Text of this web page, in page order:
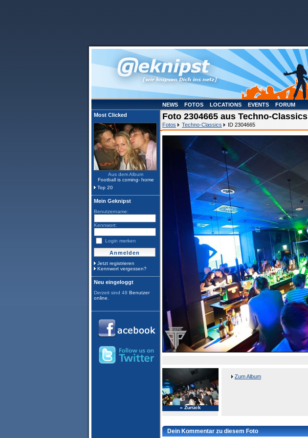
NEWS FOTOS LOCATIONS EVENTS
FORUM
Most Clicked
Aus dem Album
Football is coming- home
Top 20
Mein Geknipst
Benutzername:
Kennwort:
Login merken
Jetzt registrieren
Kennwort vergessen?
Neu eingeloggt
Derzeit sind 48 Benutzer
online
Foto 2304665 aus Techno-Classics
Fotos Techno-Classics ID 2304665
« Zurück
Zum Album
Dein Kommentar zu diesem Foto